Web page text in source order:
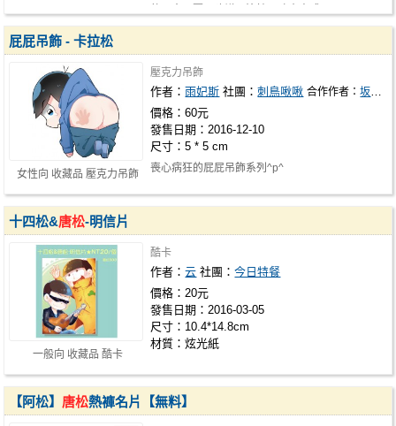
女性向 收藏品 壓克力吊飾
屁屁吊飾 - 卡拉松
壓克力吊飾
作者：雨妃斯 社團：刺鳥啾啾 合作作者：坂田澤
價格：60元
發售日期：2016-12-10
尺寸：5 * 5 cm
喪心病狂的屁屁吊飾系列^p^
一般向 收藏品 酷卡
十四松&唐松-明信片
酷卡
作者：云 社團：今日特餐
價格：20元
發售日期：2016-03-05
尺寸：10.4*14.8cm
材質：炫光紙
【阿松】 唐松熱褲名片【無料】